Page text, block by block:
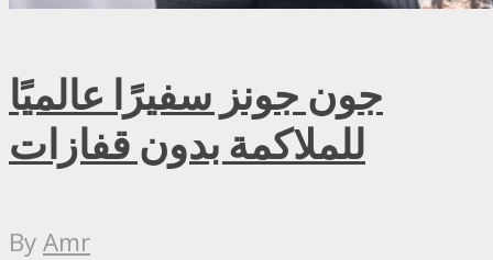
جون جونز سفيرًا عالميًا
للملاكمة بدون قفازات
ByAmr